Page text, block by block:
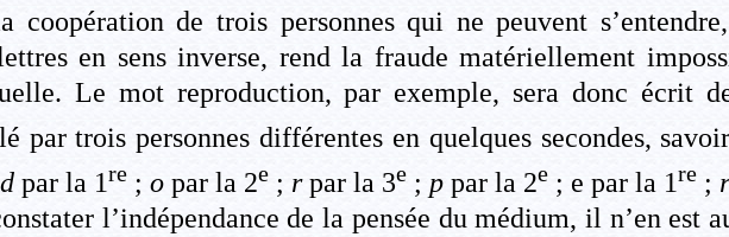
de trois personnes qui ne peuvent
en sens inverse, rend la fraude matériellement
Le mot reproduction, par exemple, sera donc écrit
par trois personnes différentes en quelques secondes,
dpar la 1re; opar la 2e; rpar la 3e; ppar la 2e; e par la 1re; r
l’indépendance de la pensée du médium, il n’en est